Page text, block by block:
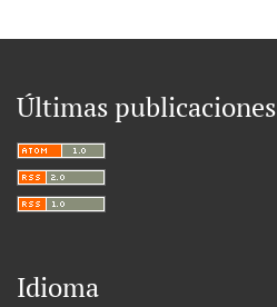
Últimas publicaciones
Idioma